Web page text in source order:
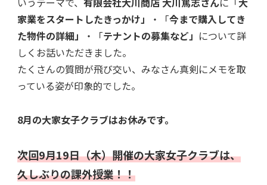
家業をスタートしたきっかけ」
・「今まで購入してき
た物件の詳細」
・「テナントの募集など」 について詳
しくお話いただきました。
たくさんの質問が飛び交い、みなさん真剣にメモを取
っている姿が印象的でした。
8月の大家女子クラブはお休みです。
次回9月19日（木）開催の大家女子クラブは、
久しぶりの課外授業！！